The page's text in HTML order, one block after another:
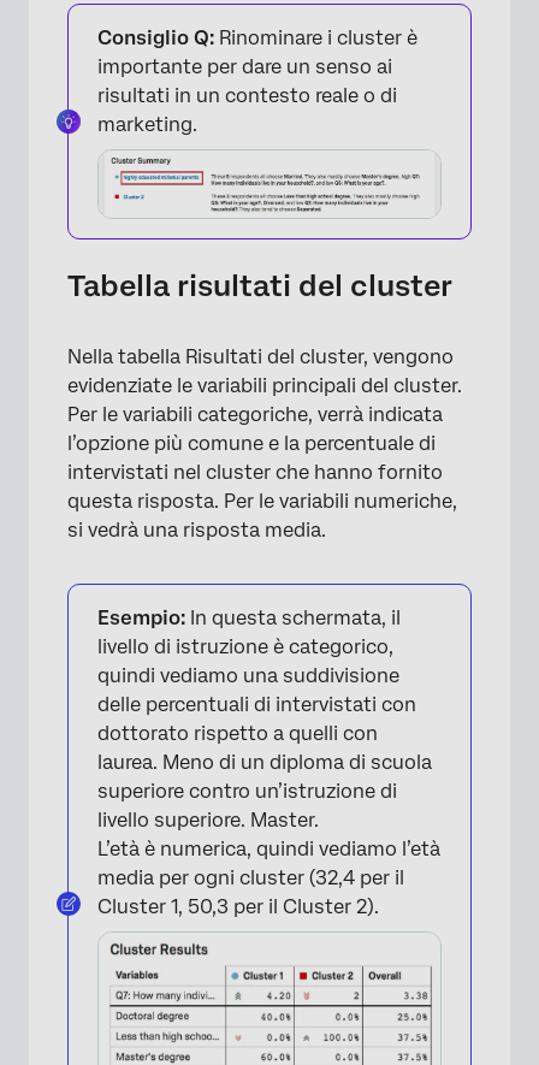
×
Consiglio Q: Rinominare i cluster è
importante per dare un senso ai
risultati in un contesto reale o di
marketing.
Tabella risultati del cluster
Nella tabella Risultati del cluster, vengono
evidenziate le variabili principali del cluster.
Per le variabili categoriche, verrà indicata
l’opzione più comune e la percentuale di
intervistati nel cluster che hanno fornito
questa risposta. Per le variabili numeriche,
si vedrà una risposta media.
Esempio: In questa schermata, il
livello di istruzione è categorico,
quindi vediamo una suddivisione
delle percentuali di intervistati con
dottorato rispetto a quelli con
laurea. Meno di un diploma di scuola
superiore contro un’istruzione di
livello superiore. Master.
L’età è numerica, quindi vediamo l’età
media per ogni cluster (32,4 per il
Cluster 1, 50,3 per il Cluster 2).